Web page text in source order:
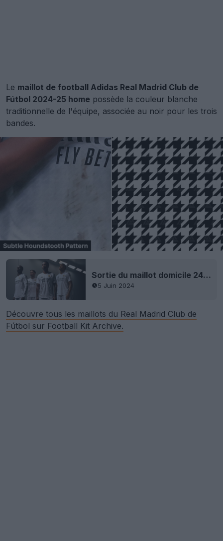
Le maillot de football Adidas Real Madrid Club de
Fútbol 2024-25 home possède la couleur blanche
traditionnelle de l'équipe, associée au noir pour les trois
bandes.
Sortie du maillot domicile 24-25 du Real Madrid
5 Juin 2024
Découvre tous les maillots du Real Madrid Club de
Fútbol sur Football Kit Archive.